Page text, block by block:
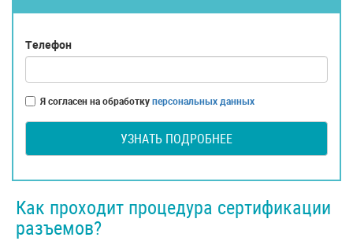
Телефон
Я согласен на обработкуперсональных данных
УЗНАТЬ ПОДРОБНЕЕ
Как проходит процедура сертификации
разъемов?